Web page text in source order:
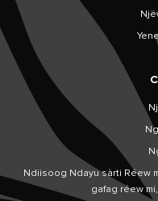
Ndiisoog Ndayu sàrti Réew
gafag réew